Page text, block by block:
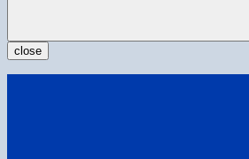
close